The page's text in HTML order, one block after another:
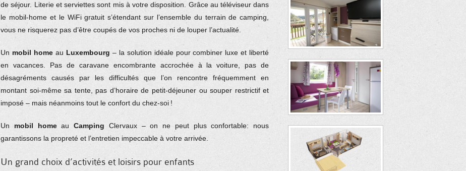
de séjour. Literie et serviettes sont mis à votre disposition. Grâce au téléviseur dans
le mobil-home et le WiFi gratuit s’étendant sur l’ensemble du terrain de camping,
vous ne risquerez pas d’être coupés de vos proches ni de louper l’actualité.
Un mobil home au Luxembourg – la solution idéale pour combiner luxe et liberté
en vacances. Pas de caravane encombrante accrochée à la voiture, pas de
désagréments causés par les difficultés que l’on rencontre fréquemment en
montant soi-même sa tente, pas d’horaire de petit-déjeuner ou souper restrictif et
imposé – mais néanmoins tout le confort du chez-soi !
Un mobil homeauCamping Clervaux – on ne peut plus confortable: nous
garantissons la propreté et l’entretien impeccable à votre arrivée.
Un grand choix d’activités et loisirs pour enfants